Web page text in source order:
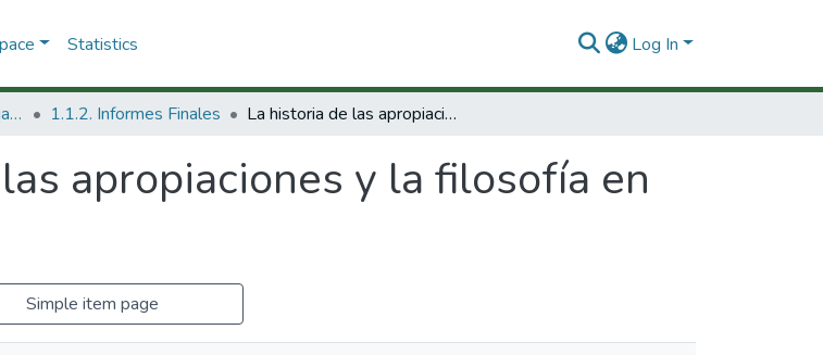
Statistics Log In
1.1 Productos de investigación 1.1.2. Informes Finales La historia de las apropiaciones y la filosofía en Colombia.
apropiaciones y la filosofía en
Simple item page